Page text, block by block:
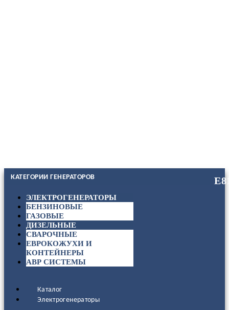
КАТЕГОРИИ ГЕНЕРАТОРОВ
ЭЛЕКТРОГЕНЕРАТОРЫ
БЕНЗИНОВЫЕ
ГАЗОВЫЕ
ДИЗЕЛЬНЫЕ
СВАРОЧНЫЕ
ЕВРОКОЖУХИ И
КОНТЕЙНЕРЫ
АВР СИСТЕМЫ
Каталог
Электрогенераторы